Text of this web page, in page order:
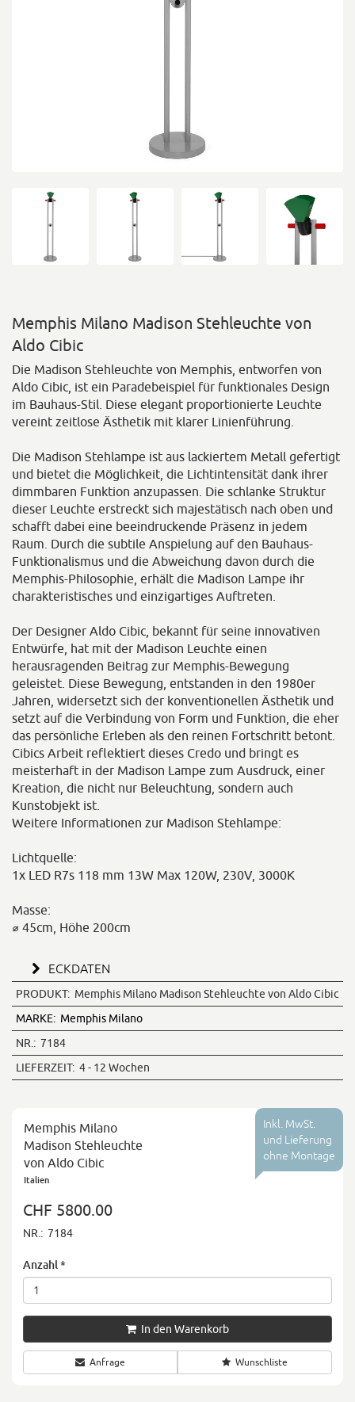
Memphis Milano Madison Stehleuchte von
Aldo Cibic
Die Madison Stehleuchte von Memphis, entworfen von
Aldo Cibic, ist ein Paradebeispiel für funktionales Design
im Bauhaus-Stil. Diese elegant proportionierte Leuchte
vereint zeitlose Ästhetik mit klarer Linienführung.
Die Madison Stehlampe ist aus lackiertem Metall gefertigt
und bietet die Möglichkeit, die Lichtintensität dank ihrer
dimmbaren Funktion anzupassen. Die schlanke Struktur
dieser Leuchte erstreckt sich majestätisch nach oben und
schafft dabei eine beeindruckende Präsenz in jedem
Raum. Durch die subtile Anspielung auf den Bauhaus-
Funktionalismus und die Abweichung davon durch die
Memphis-Philosophie, erhält die Madison Lampe ihr
charakteristisches und einzigartiges Auftreten.
Der Designer Aldo Cibic, bekannt für seine innovativen
Entwürfe, hat mit der Madison Leuchte einen
herausragenden Beitrag zur Memphis-Bewegung
geleistet. Diese Bewegung, entstanden in den 1980er
Jahren, widersetzt sich der konventionellen Ästhetik und
setzt auf die Verbindung von Form und Funktion, die eher
das persönliche Erleben als den reinen Fortschritt betont.
Cibics Arbeit reflektiert dieses Credo und bringt es
meisterhaft in der Madison Lampe zum Ausdruck, einer
Kreation, die nicht nur Beleuchtung, sondern auch
Kunstobjekt ist.
Weitere Informationen zur Madison Stehlampe:
Lichtquelle:
1x LED R7s 118 mm 13W Max 120W, 230V, 3000K
Masse:
⌀ 45cm, Höhe 200cm
ECKDATEN
PRODUKT: Memphis Milano Madison Stehleuchte von Aldo Cibic
MARKE: Memphis Milano
NR.: 7184
LIEFERZEIT: 4 - 12 Wochen
Inkl. MwSt.
und Lieferung
ohne Montage
Memphis Milano
Madison Stehleuchte
von Aldo Cibic
Italien
CHF 5800.00
NR.: 7184
Anzahl *
In den Warenkorb
Anfrage Wunschliste